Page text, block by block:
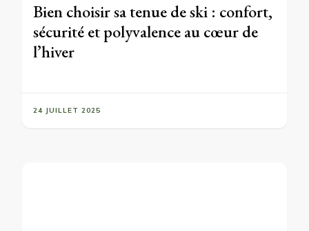
Bien choisir sa tenue de ski : confort,
sécurité et polyvalence au cœur de
l’hiver
24 JUILLET 2025